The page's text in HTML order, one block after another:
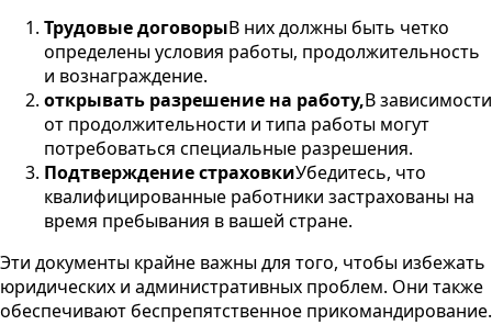
Трудовые договорыВ них должны быть четко
определены условия работы, продолжительность
и вознаграждение.
открывать разрешение на работу,В зависимости
от продолжительности и типа работы могут
потребоваться специальные разрешения.
Подтверждение страховкиУбедитесь, что
квалифицированные работники застрахованы на
время пребывания в вашей стране.
Эти документы крайне важны для того, чтобы избежать
юридических и административных проблем. Они также
обеспечивают беспрепятственное прикомандирование.